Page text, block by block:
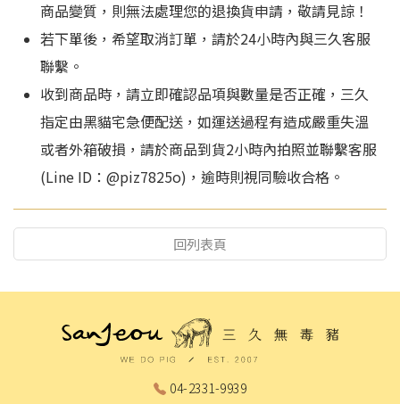
商品變質，則無法處理您的退換貨申請，敬請見諒！
若下單後，希望取消訂單，請於24小時內與三久客服
聯繫。
收到商品時，請立即確認品項與數量是否正確，三久
指定由黑貓宅急便配送，如運送過程有造成嚴重失溫
或者外箱破損，請於商品到貨2小時內拍照並聯繫客服
(Line ID：@piz7825o)，逾時則視同驗收合格。
回列表頁
04-2331-9939